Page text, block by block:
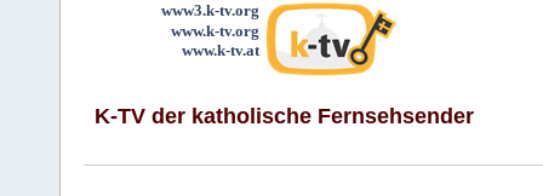
www3.k-tv.org
www.k-tv.org
www.k-tv.at
K-TV der katholische Fernsehsender